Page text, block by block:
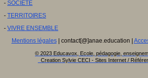
- SOCIETE
- TERRITOIRES
- VIVRE ENSEMBLE
Mentions légales| contact[@]anae.education |
© 2023 Educavox, Ecole, pédagogie,
Creation Sylvie CECI - Sites Internet /